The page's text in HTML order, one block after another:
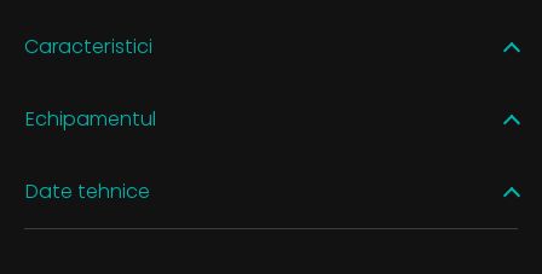
Caracteristici
Echipamentul
Date tehnice